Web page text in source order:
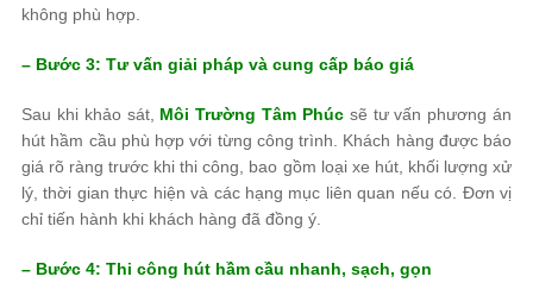
không phù hợp.
– Bước 3: Tư vấn giải pháp và cung cấp báo giá
Sau khi khảo sát, Môi Trường Tâm Phúcsẽ tư vấn phương án
hút hầm cầu phù hợp với từng công trình. Khách hàng được báo
giá rõ ràng trước khi thi công, bao gồm loại xe hút, khối lượng xử
lý, thời gian thực hiện và các hạng mục liên quan nếu có. Đơn vị
chỉ tiến hành khi khách hàng đã đồng ý.
– Bước 4: Thi công hút hầm cầu nhanh, sạch, gọn